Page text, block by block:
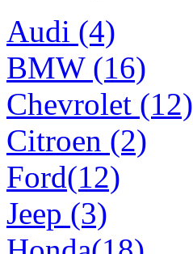
Audi (4)
BMW (16)
Chevrolet (12)
Citroen (2)
Ford(12)
Jeep (3)